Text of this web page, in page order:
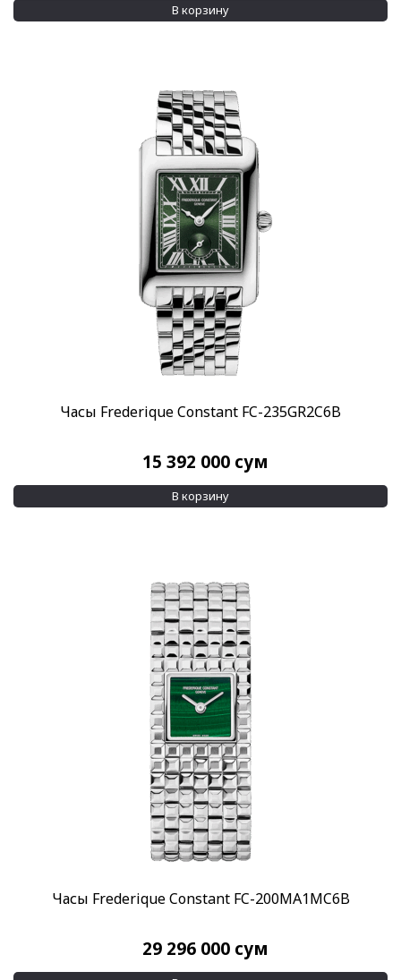
В корзину
Часы Frederique Constant FC-235GR2C6B
15 392 000 сум
В корзину
Часы Frederique Constant FC-200MA1MC6B
29 296 000 сум